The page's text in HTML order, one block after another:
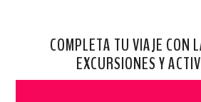
COMPLETA TU VIAJE CON
EXCURSIONES Y